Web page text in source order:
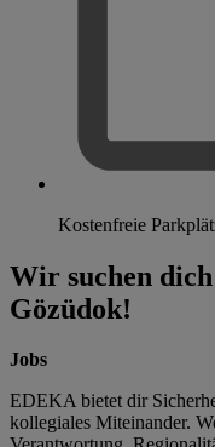
Kostenfreie
Wir suchen
Gözüdok!
Jobs
EDEKA bietet dir
kollegiales Miteinander.